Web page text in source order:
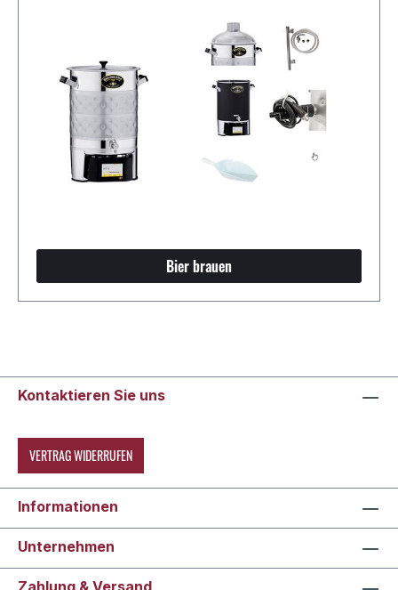
Bier brauen
Kontaktieren Sie uns
VERTRAG WIDERRUFEN
Informationen
Unternehmen
Zahlung & Versand